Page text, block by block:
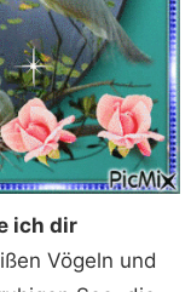
ich dir
Vögeln und